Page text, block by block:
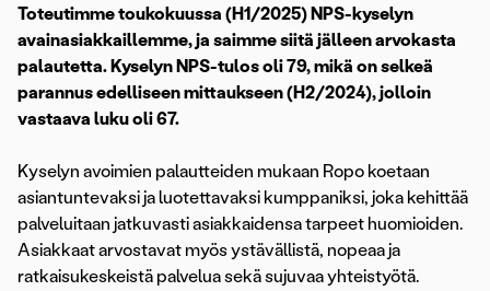
Toteutimme toukokuussa (H1/2025) NPS-kyselyn
avainasiakkaillemme, ja saimme siitä jälleen arvokasta
palautetta. Kyselyn NPS-tulos oli 79, mikä on selkeä
parannus edelliseen mittaukseen (H2/2024), jolloin
vastaava luku oli 67.
Kyselyn avoimien palautteiden mukaan Ropo koetaan
asiantuntevaksi ja luotettavaksi kumppaniksi, joka kehittää
palveluitaan jatkuvasti asiakkaidensa tarpeet huomioiden.
Asiakkaat arvostavat myös ystävällistä, nopeaa ja
ratkaisukeskeistä palvelua sekä sujuvaa yhteistyötä.